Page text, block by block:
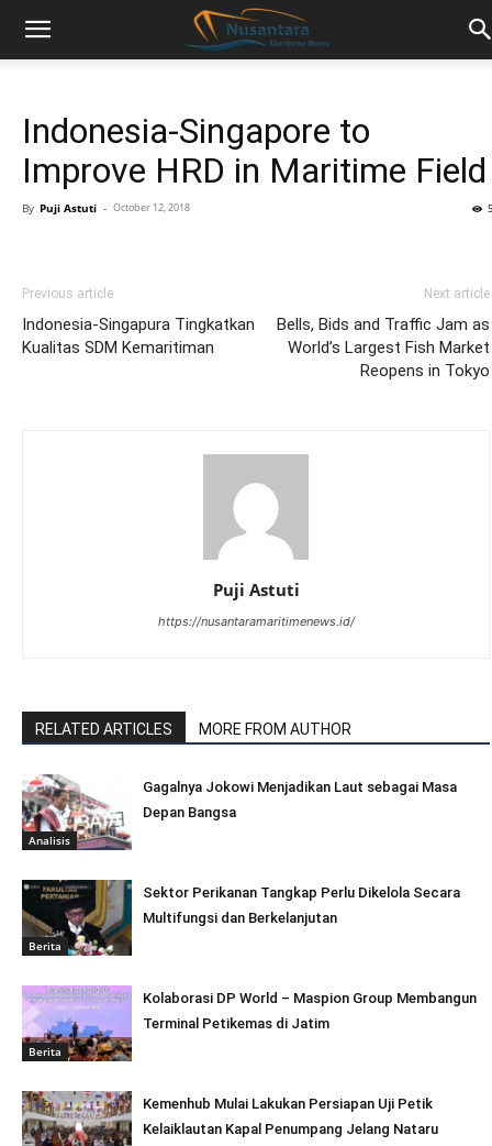
Indonesia-Singapore to
Improve HRD in Maritime Field
By Puji Astuti - October 12, 2018
Previous article
Indonesia-Singapura Tingkatkan
Kualitas SDM Kemaritiman
Next article
Bells, Bids and Traffic Jam as
World’s Largest Fish Market
Reopens in Tokyo
Puji Astuti
https://nusantaramaritimenews.id/
RELATED ARTICLES MORE FROM AUTHOR
Analisis
Gagalnya Jokowi Menjadikan Laut sebagai Masa
Depan Bangsa
Berita
Sektor Perikanan Tangkap Perlu Dikelola Secara
Multifungsi dan Berkelanjutan
Berita
Kolaborasi DP World – Maspion Group Membangun
Terminal Petikemas di Jatim
Kemenhub Mulai Lakukan Persiapan Uji Petik
Kelaiklautan Kapal Penumpang Jelang Nataru